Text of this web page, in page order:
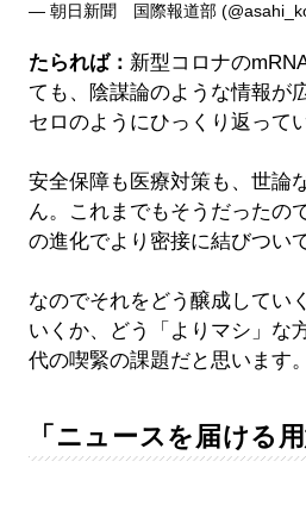
— 朝日新聞 国際報道部
たられば： 新型コロナの
ても、陰謀論のような情報が
セロのようにひっくり返って
安全保障も医療対策も、世論
ん。これまでもそうだったの
の進化でより密接に結びつい
なのでそれをどう醸成してい
いくか、どう「よりマシ」な
代の喫緊の課題だと思います。
「ニュースを届ける